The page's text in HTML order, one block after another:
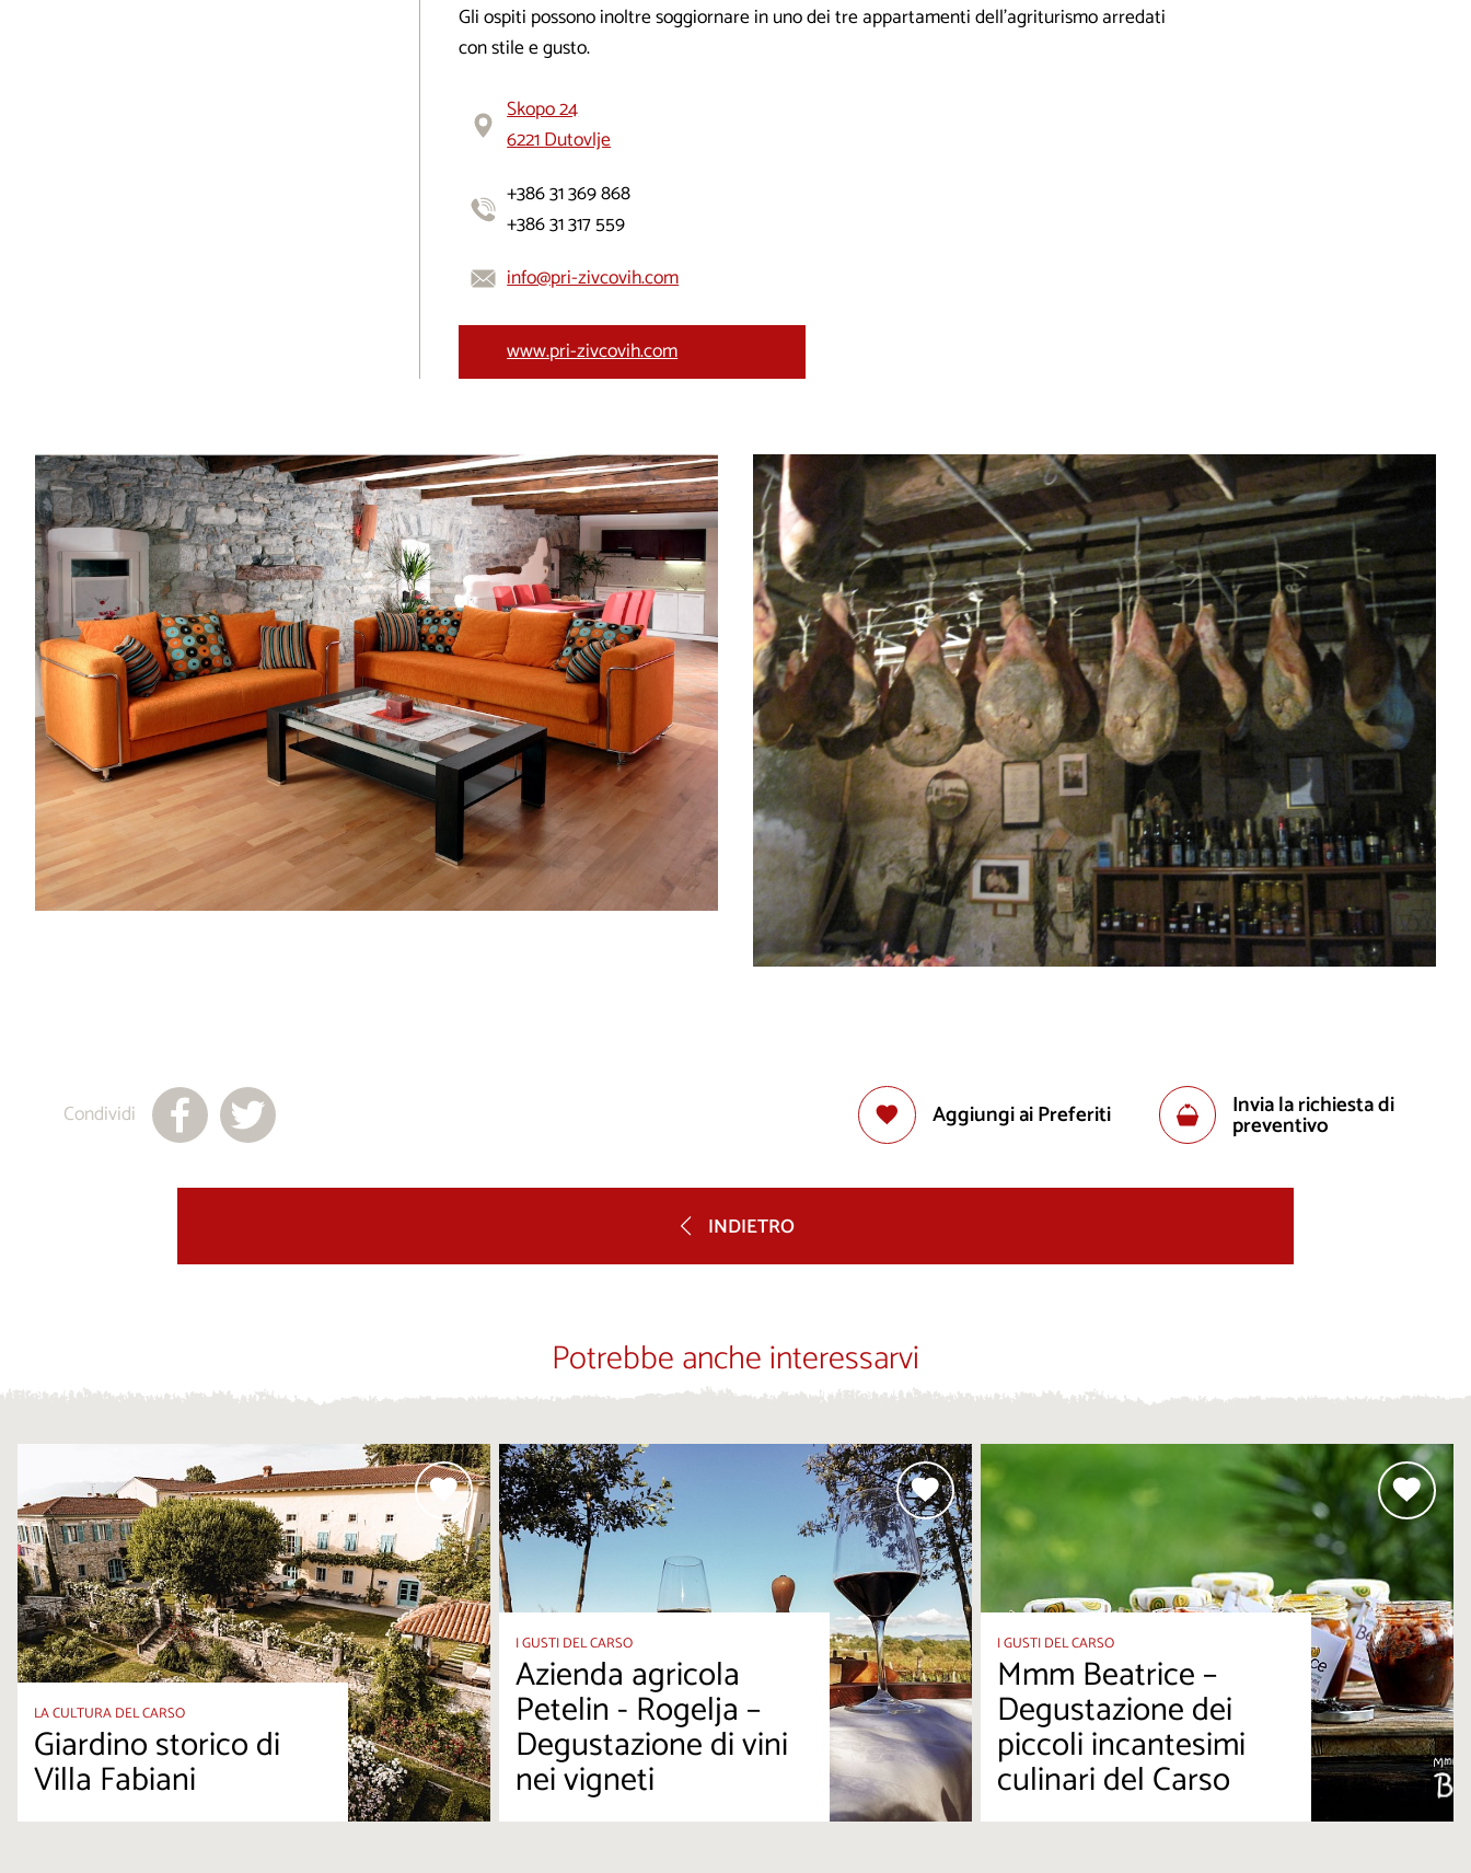
Gli ospiti possono inoltre soggiornare in uno dei tre appartamenti dell’agriturismo arredati
con stile e gusto.
Skopo 24
6221 Dutovlje
+386 31 369 868
+386 31 317 559
info@pri-zivcovih.com
www.pri-zivcovih.com
Aggiungi ai Preferiti Invia la richiesta di
preventivo
Condividi
INDIETRO
Potrebbe anche interessarvi
LA CULTURA DEL CARSO
Giardino storico di
Villa Fabiani
I GUSTI DEL CARSO
Azienda agricola
Petelin - Rogelja –
Degustazione di vini
nei vigneti
I GUSTI DEL CARSO
Mmm Beatrice –
Degustazione dei
piccoli incantesimi
culinari del Carso